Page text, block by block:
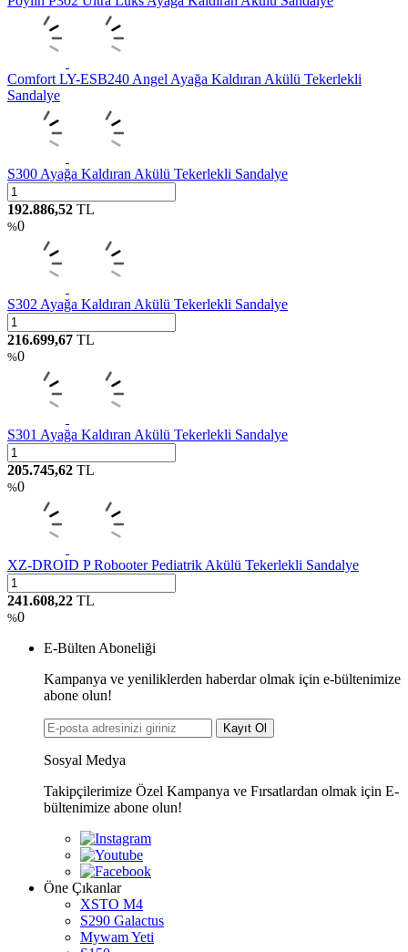
Comfort LY-ESB240 Angel Ayağa Kaldıran Akülü Tekerlekli
Sandalye
S300 Ayağa Kaldıran Akülü Tekerlekli Sandalye
192.886,52 TL
%0
S302 Ayağa Kaldıran Akülü Tekerlekli Sandalye
216.699,67 TL
%0
S301 Ayağa Kaldıran Akülü Tekerlekli Sandalye
205.745,62 TL
%0
XZ-DROID P Robooter Pediatrik Akülü Tekerlekli Sandalye
241.608,22 TL
%0
E-Bülten Aboneliği
Kampanya ve yeniliklerden haberdar olmak için e-bültenimize
abone olun!
Kayıt Ol
Sosyal Medya
Takipçilerimize Özel Kampanya ve Fırsatlardan olmak için E-
bültenimize abone olun!
Öne Çıkanlar
XSTO M4
S290 Galactus
Mywam Yeti